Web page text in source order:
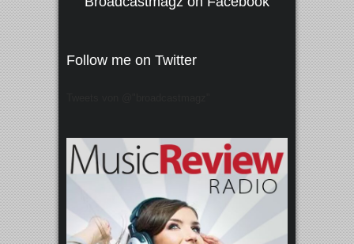
Follow me on Twitter